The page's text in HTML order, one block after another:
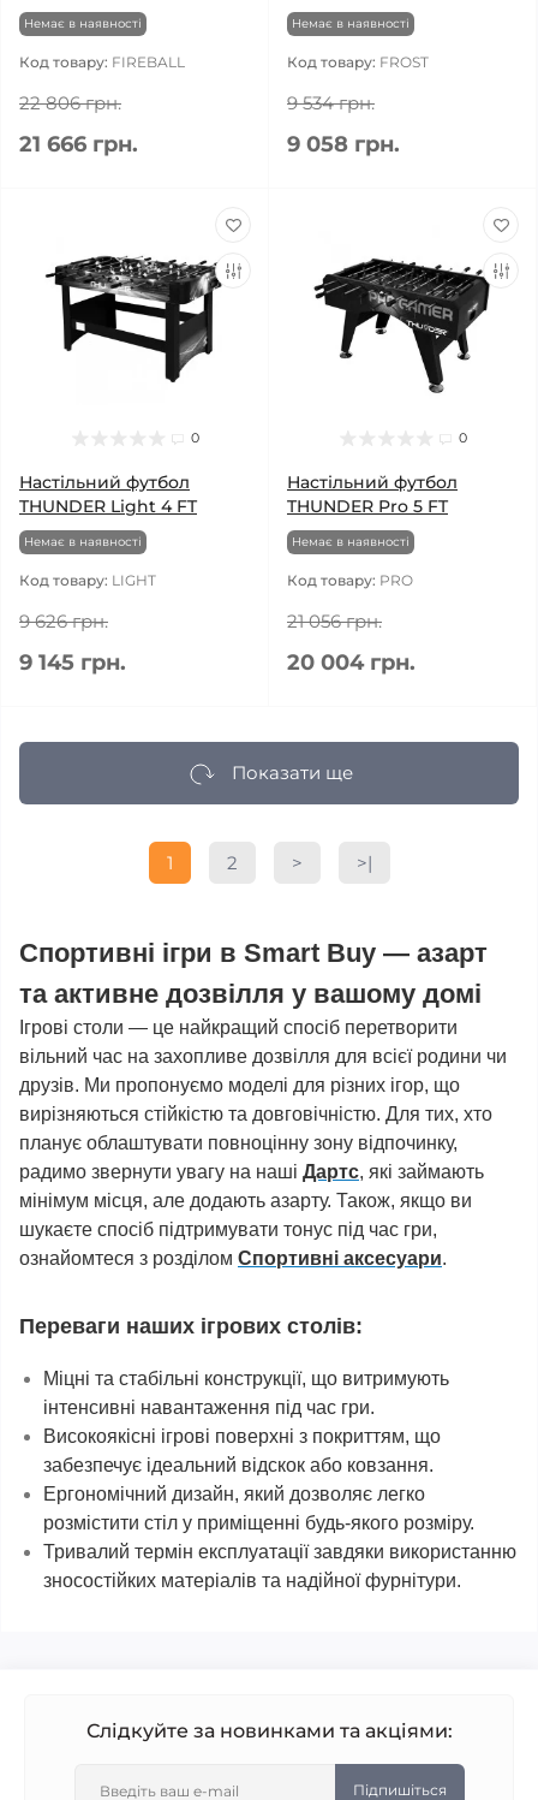
Немає в наявності
Код товару: FIREBALL
22 806 грн.
21 666 грн.
Немає в наявності
Код товару: FROST
9 534 грн.
9 058 грн.
0
Настільний футбол
THUNDER Light 4 FT
Немає в наявності
Код товару: LIGHT
9 626 грн.
9 145 грн.
0
Настільний футбол
THUNDER Pro 5 FT
Немає в наявності
Код товару: PRO
21 056 грн.
20 004 грн.
Показати ще
1 2 > >|
Спортивні ігри в Smart Buy — азарт
та активне дозвілля у вашому домі
Ігрові столи — це найкращий спосіб перетворити
вільний час на захопливе дозвілля для всієї родини чи
друзів. Ми пропонуємо моделі для різних ігор, що
вирізняються стійкістю та довговічністю. Для тих, хто
планує облаштувати повноцінну зону відпочинку,
радимо звернути увагу на наші Дартс, які займають
мінімум місця, але додають азарту. Також, якщо ви
шукаєте спосіб підтримувати тонус під час гри,
ознайомтеся з розділом Спортивні аксесуари.
Переваги наших ігрових столів:
Міцні та стабільні конструкції, що витримують
інтенсивні навантаження під час гри.
Високоякісні ігрові поверхні з покриттям, що
забезпечує ідеальний відскок або ковзання.
Ергономічний дизайн, який дозволяє легко
розмістити стіл у приміщенні будь-якого розміру.
Тривалий термін експлуатації завдяки використанню
зносостійких матеріалів та надійної фурнітури.
Слідкуйте за новинками та акціями:
Підпишіться